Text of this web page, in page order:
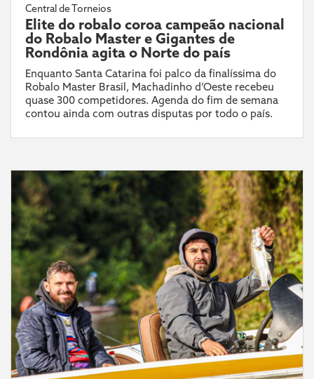
Central de Torneios
Elite do robalo coroa campeão nacional
do Robalo Master e Gigantes de
Rondônia agita o Norte do país
Enquanto Santa Catarina foi palco da finalíssima do
Robalo Master Brasil, Machadinho d’Oeste recebeu
quase 300 competidores. Agenda do fim de semana
contou ainda com outras disputas por todo o país.